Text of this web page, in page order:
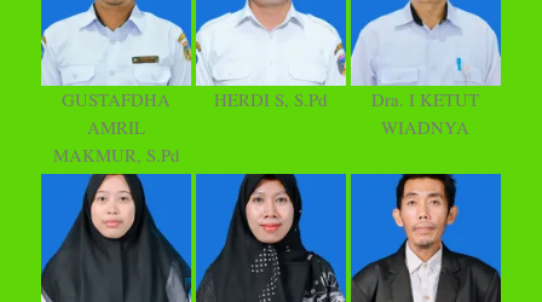
GUSTAFDHA
AMRIL
MAKMUR, S.Pd
HERDI S, S.Pd
Dra. I KETUT
WIADNYA